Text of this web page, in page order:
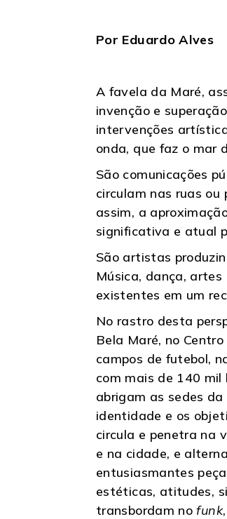
Por Eduardo Alves
A favela da Maré,
invenção e
intervenções
onda, que faz o mar
São comunicações
circulam nas ruas
assim, a
significativa e atual
São artistas
Música, dança,
existentes em um
No rastro desta
Bela Maré, no
campos de futebol,
com mais de 140
abrigam as sedes
identidade e os
circula e penetra na
e na cidade, e
entusiasmantes
estéticas, atitudes,
transbordam no funk